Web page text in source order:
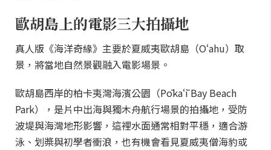
歐胡島上的電影三大拍攝地
真人版《海洋奇緣》主要於夏威夷歐胡島（Oʻahu）取
景，將當地自然景觀融入電影場景。
歐胡島西岸的柏卡夷灣海濱公園（Pōkaʻī Bay Beach
Park），是片中出海與獨木舟航行場景的拍攝地，受防
波堤與海灣地形影響，這裡水面通常相對平穩，適合游
泳、划槳與初學者衝浪，也有機會看見夏威夷僧海豹或